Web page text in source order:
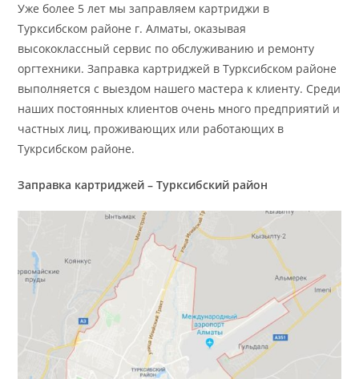
Уже более 5 лет мы заправляем картриджи в
Турксибском районе г. Алматы, оказывая
высококлассный сервис по обслуживанию и ремонту
оргтехники. Заправка картриджей в Турксибском районе
выполняется с выездом нашего мастера к клиенту. Среди
наших постоянных клиентов очень много предприятий и
частных лиц, проживающих или работающих в
Тукрсибском районе.
Заправка картриджей – Турксибский район